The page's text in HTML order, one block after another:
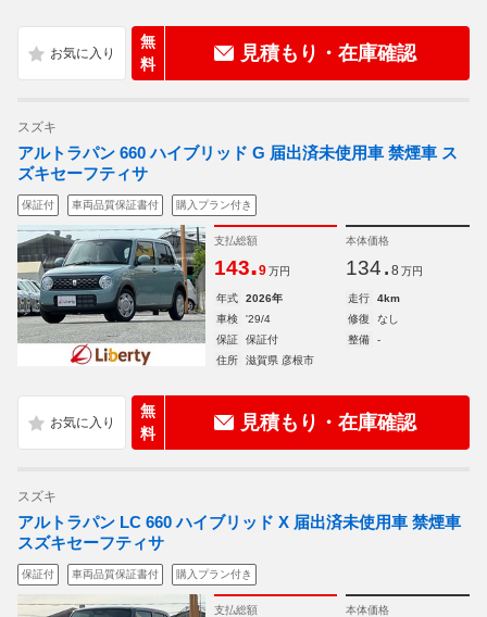
無
料
見積もり・在庫確認
スズキ
アルトラパン 660 ハイブリッド G 届出済未使用車 禁煙車 ス
ズキセーフティサ
保証付 車両品質保証書付 購入プラン付き
支払総額
143.9 万円
本体価格
134. 8 万円
年式 2026年 走行
4km
車検
'29/4 修復
なし
保証
保証付 整備
-
住所
滋賀県 彦根市
無
料
見積もり・在庫確認
スズキ
アルトラパン LC 660 ハイブリッド X 届出済未使用車 禁煙車
スズキセーフティサ
保証付 車両品質保証書付 購入プラン付き
支払総額 本体価格